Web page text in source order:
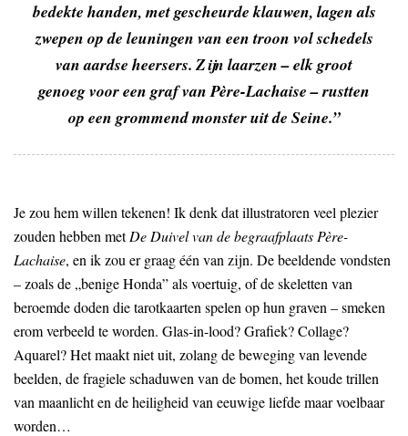
bedekte handen, met gescheurde klauwen, lagen als
zwepen op de leuningen van een troon vol schedels
van aardse heersers. Zijn laarzen – elk groot
genoeg voor een graf van Père-Lachaise – rustten
op een grommend monster uit de Seine.”
Je zou hem willen tekenen! Ik denk dat illustratoren veel plezier
zouden hebben metDe Duivel van de begraafplaats Père-
Lachaise, en ik zou er graag één van zijn. De beeldende vondsten
– zoals de „benige Honda” als voertuig, of de skeletten van
beroemde doden die tarotkaarten spelen op hun graven – smeken
erom verbeeld te worden. Glas-in-lood? Grafiek? Collage?
Aquarel? Het maakt niet uit, zolang de beweging van levende
beelden, de fragiele schaduwen van de bomen, het koude trillen
van maanlicht en de heiligheid van eeuwige liefde maar voelbaar
worden…